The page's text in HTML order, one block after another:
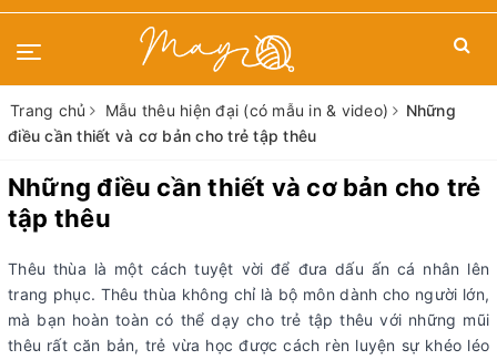
Trang chủ Mẫu thêu hiện đại (có mẫu in & video)
Những
điều cần thiết và cơ bản cho trẻ tập thêu
Những điều cần thiết và cơ bản cho trẻ
tập thêu
Thêu thùa là một cách tuyệt vời để đưa dấu ấn cá nhân lên
trang phục. Thêu thùa không chỉ là bộ môn dành cho người lớn,
mà bạn hoàn toàn có thể dạy cho trẻ tập thêu với những mũi
thêu rất căn bản, trẻ vừa học được cách rèn luyện sự khéo léo